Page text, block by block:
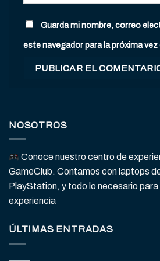
Guarda mi nombre, correo
este navegador para la próxima
NOSOTROS
Conoce nuestro centro de
GameClub. Contamos con laptops
PlayStation, y todo lo necesario para
experiencia
ÚLTIMAS ENTRADAS